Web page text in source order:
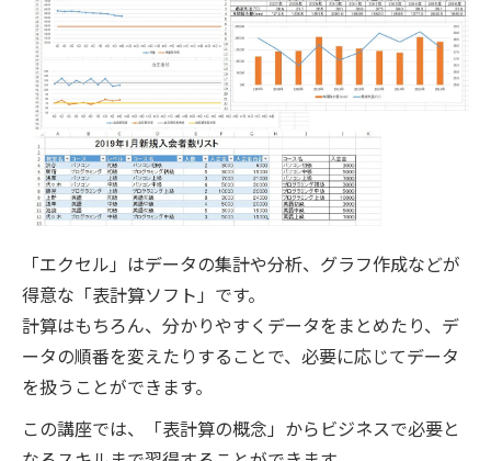
「エクセル」はデータの集計や分析、グラフ作成などが
得意な「表計算ソフト」です。
計算はもちろん、分かりやすくデータをまとめたり、デ
ータの順番を変えたりすることで、必要に応じてデータ
を扱うことができます。
この講座では、「表計算の概念」からビジネスで必要と